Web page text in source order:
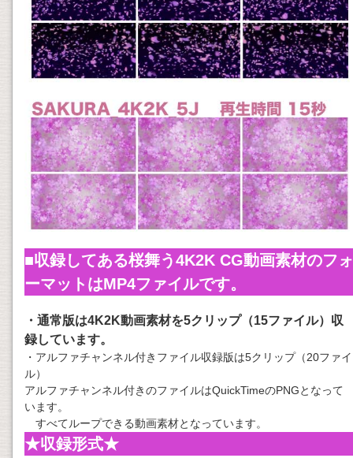
■収録してある桜舞う4K2K CG動画素材のフォ
ーマットはMP4ファイルです。
・通常版は4K2K動画素材を5クリップ（15ファイル）収
録しています。
・アルファチャンネル付きファイル収録版は5クリップ（20ファイ
ル）
アルファチャンネル付きのファイルはQuickTimeのPNGとなって
います。
すべてループできる動画素材となっています。
★収録形式★